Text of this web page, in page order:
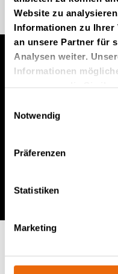
Website zu
Informationen zu Ihrer
an unsere Partner für
Analysen weiter.
Informationen
gesammelt haben.
Notwendig
Präferenzen
Statistiken
Marketing
Möchten Sie
erfahren
wie Sie das
operativen
herausholen